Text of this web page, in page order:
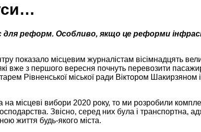
для реформ. Особливо, якщо це реформи
показало місцевим журналістам вісімнадцять
вже з першого вересня почнуть перевозити
Рівненської міської ради Віктором Шакирзяном
місцеві вибори 2020 року, то ми розробили
Звісно, серед них була і транспортна,
життя будь-якого міста.